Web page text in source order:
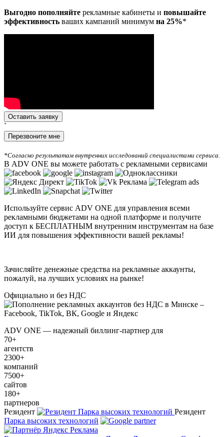
Выгодно пополняйте рекламные кабинеты и повышайте
эффективность ваших кампаний минимум на 25%*
Оставить заявку
`
Перезвоните мне
*Согласно результатам внутренних исследований специалистами сервиса.
В ADV ONE вы можете работать с рекламными сервисами
Используйте сервис ADV ONE для управления всеми
рекламными бюджетами на одной платформе и получите
доступ к БЕСПЛАТНЫМ внутренним инструментам на базе
ИИ для повышения эффективности вашей рекламы!
Зачисляйте денежные средства на рекламные аккаунты,
пожалуй, на лучших условиях на рынке!
Официально и без НДС
ADV ONE — надежный биллинг-партнер для
70+
агентств
2300+
компаний
7500+
сайтов
180+
партнеров
Резидент
Резидент
Парка высоких технологий